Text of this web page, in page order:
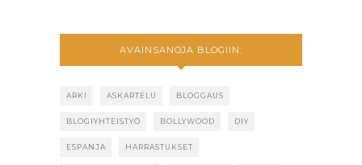
AVAINSANOJA BLOGIIN:
ARKI ASKARTELU BLOGGAUS
BLOGIYHTEISTYÖ BOLLYWOOD DIY
ESPANJA HARRASTUKSET